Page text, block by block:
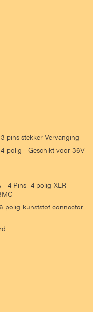
pins stekker Vervanging
polig - Geschikt voor 36V
- 4 Pins -4 polig-XLR
polig-kunststof connector